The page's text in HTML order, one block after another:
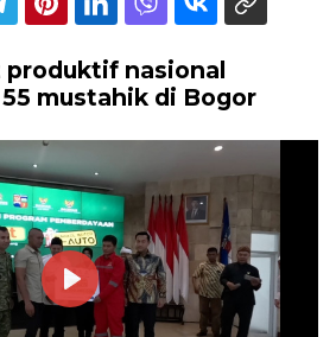
produktif nasional
mustahik di Bogor
Play